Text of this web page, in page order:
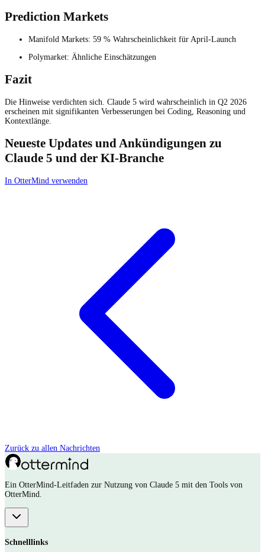
Prediction Markets
Manifold Markets: 59 % Wahrscheinlichkeit für April-Launch
Polymarket: Ähnliche Einschätzungen
Fazit
Die Hinweise verdichten sich. Claude 5 wird wahrscheinlich in Q2 2026
erscheinen mit signifikanten Verbesserungen bei Coding, Reasoning und
Kontextlänge.
Neueste Updates und Ankündigungen zu
Claude 5 und der KI-Branche
In OtterMind verwenden
Zurück zu allen Nachrichten
Ein OtterMind-Leitfaden zur Nutzung von Claude 5 mit den Tools von
OtterMind.
Schnelllinks